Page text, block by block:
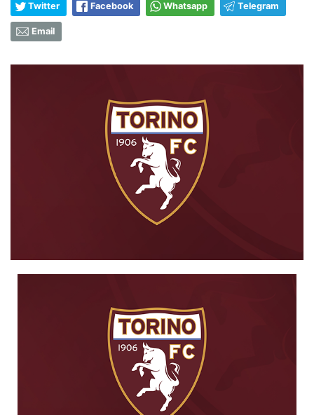
Twitter Facebook Whatsapp Telegram
Email